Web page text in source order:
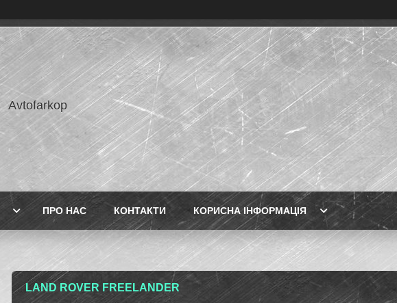
Avtofarkop
ПРО НАС КОНТАКТИ КОРИСНА ІНФОРМАЦІЯ
LAND ROVER FREELANDER